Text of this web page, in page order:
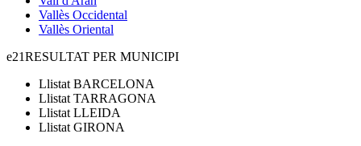
Vallès Occidental
Vallès Oriental
e21RESULTAT PER MUNICIPI
Llistat BARCELONA
Llistat TARRAGONA
Llistat LLEIDA
Llistat GIRONA